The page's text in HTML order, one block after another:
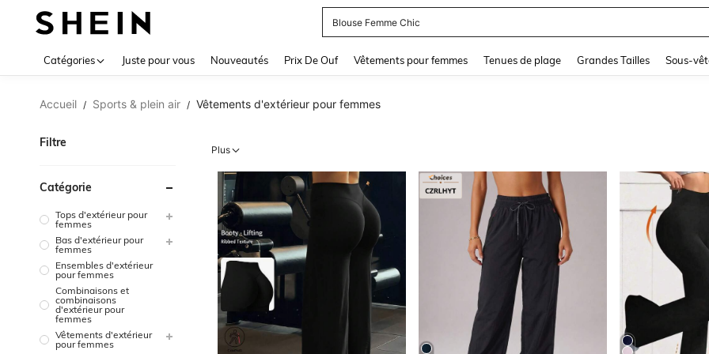
Blouse Femme Chic
Catégories Juste pour vous Nouveautés Prix De Ouf Vêtements pour femmes Tenues de plage Grandes Tailles Sous-
Accueil / Sports & plein air / Vêtements d'extérieur pour femmes
Filtre
Catégorie
Tops d'extérieur pour
femmes
Bas d'extérieur pour
femmes
Ensembles d'extérieur
pour femmes
Combinaisons et
combinaisons
d'extérieur pour
femmes
Vêtements d'extérieur
pour femmes
Plus